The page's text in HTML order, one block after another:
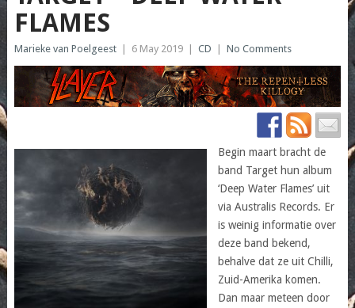
FLAMES
Marieke van Poelgeest 6 May 2019 CD No Comments
Begin maart bracht de
band Target hun album
‘Deep Water Flames’ uit
via Australis Records. Er
is weinig informatie over
deze band bekend,
behalve dat ze uit Chilli,
Zuid-Amerika komen.
Dan maar meteen door